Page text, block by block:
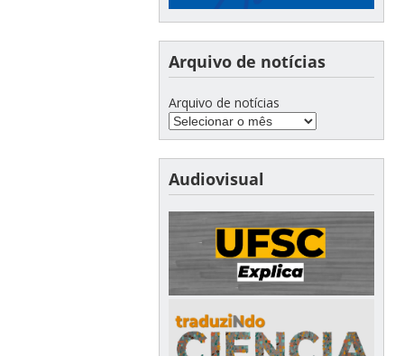
Arquivo de notícias
Arquivo de notícias
Audiovisual